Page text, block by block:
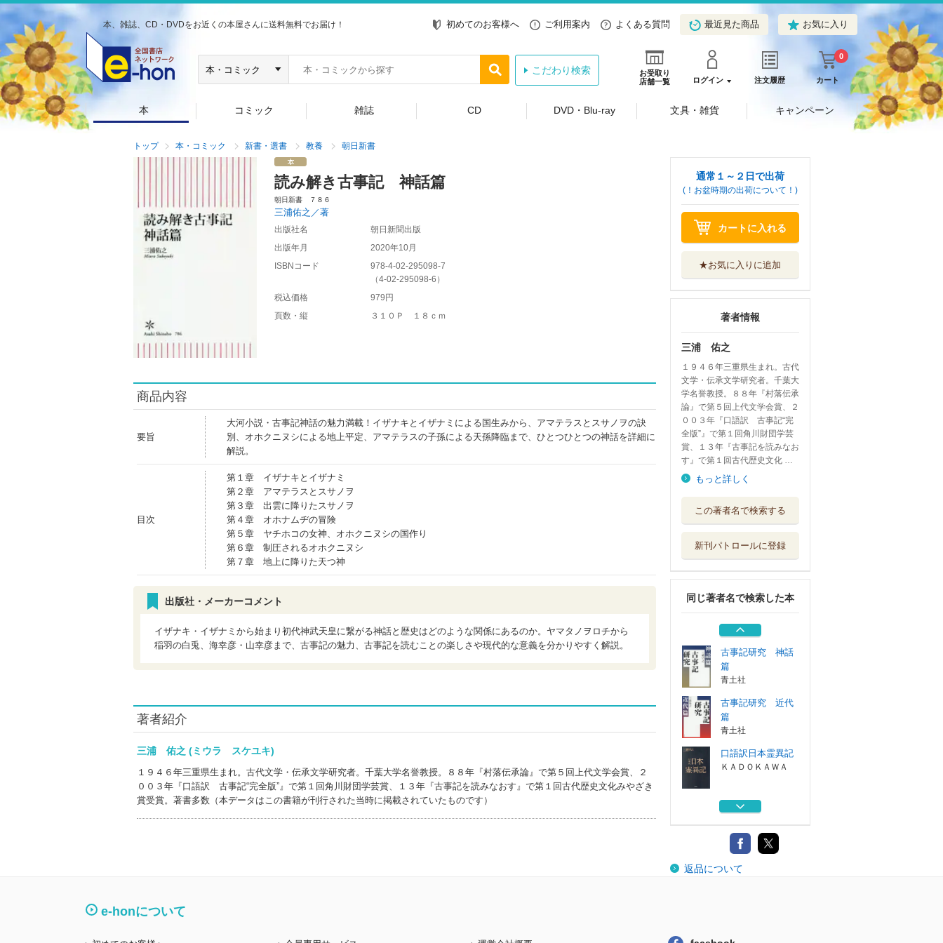
本、雑誌、CD・DVDをお近くの本屋さんに送料無料でお届け！ 初めてのお客様へ ご利用案内 よくある質問 最近見た商品 お気に入り
お受取り
店舗一覧
ログイン 注文履歴 カート
0
こだわり検索
本 コミック 雑誌 CD DVD・Blu-ray 文具・雑貨 キャンペーン
トップ 本・コミック 新書・選書 教養 朝日新書
読み解き古事記 神話篇
朝日新書 ７８６
三浦佑之／著
出版社名
朝日新聞出版
出版年月
2020年10月
ISBNコード
978-4-02-295098-7
（4-02-295098-6 ）
税込価格
979円
頁数・縦
３１０Ｐ １８ｃｍ
商品内容
要旨
大河小説・古事記神話の魅力満載！イザナキとイザナミによる国生みから、アマテラスとスサノヲの訣
別、オホクニヌシによる地上平定、アマテラスの子孫による天孫降臨まで、ひとつひとつの神話を詳細に
解説。
目次
第１章 イザナキとイザナミ
第２章 アマテラスとスサノヲ
第３章 出雲に降りたスサノヲ
第４章 オホナムヂの冒険
第５章 ヤチホコの女神、オホクニヌシの国作り
第６章 制圧されるオホクニヌシ
第７章 地上に降りた天つ神
出版社・メーカーコメント
イザナキ・イザナミから始まり初代神武天皇に繋がる神話と歴史はどのような関係にあるのか。ヤマタノヲロチから
稲羽の白兎、海幸彦・山幸彦まで、古事記の魅力、古事記を読むことの楽しさや現代的な意義を分かりやすく解説。
著者紹介
三浦 佑之 (ミウラ スケユキ)
１９４６年三重県生まれ。古代文学・伝承文学研究者。千葉大学名誉教授。８８年『村落伝承論』で第５回上代文学会賞、２
００３年『口語訳 古事記“完全版”』で第１回角川財団学芸賞、１３年『古事記を読みなおす』で第１回古代歴史文化みやざき
賞受賞。著書多数（本データはこの書籍が刊行された当時に掲載されていたものです）
通常１～２日で出荷
(！お盆時期の出荷について！)
カートに入れる
★お気に入りに追加
著者情報
三浦 佑之
１９４６年三重県生まれ。古代
文学・伝承文学研究者。千葉大
学名誉教授。８８年『村落伝承
論』で第５回上代文学会賞、２
００３年『口語訳 古事記“完
全版”』で第１回角川財団学芸
賞、１３年『古事記を読みなお
す』で第１回古代歴史文化 …
もっと詳しく
この著者名で検索する
新刊パトロールに登録
同じ著者名で検索した本
ＫＡＤＯＫＡＷＡ
日本霊異記の世界
手塚治虫の歴史教
室
いそっぷ社
古事記研究 神話
篇
青土社
古事記研究 近代
篇
青土社
口語訳日本霊異記
ＫＡＤＯＫＡＷＡ
日本霊異記の世界
手塚治虫の歴史教
室
返品について
e-honについて